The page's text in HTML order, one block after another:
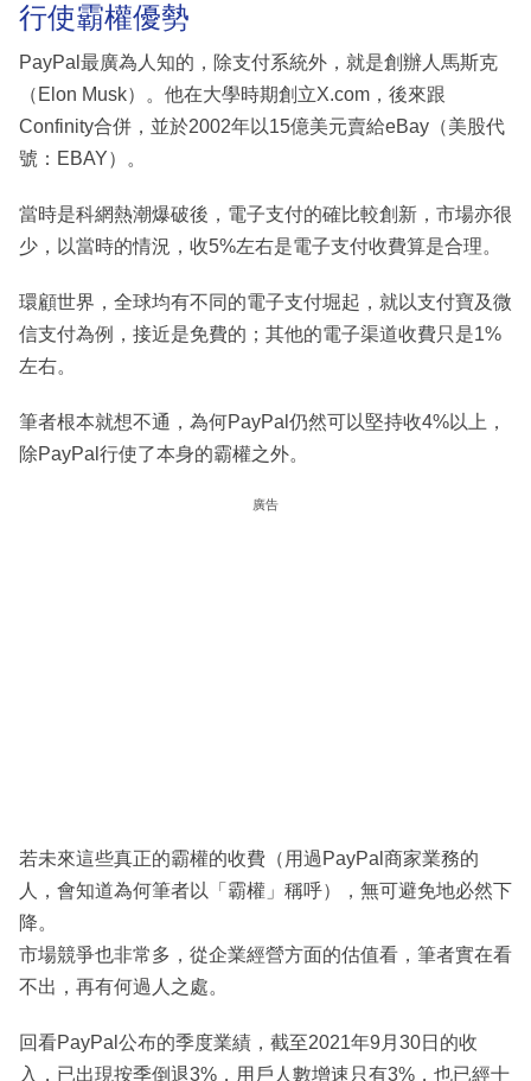
行使霸權優勢
PayPal最廣為人知的，除支付系統外，就是創辦人馬斯克
（Elon Musk）。他在大學時期創立X.com，後來跟
Confinity合併，並於2002年以15億美元賣給eBay（美股代
號：EBAY）。
當時是科網熱潮爆破後，電子支付的確比較創新，市場亦很
少，以當時的情況，收5%左右是電子支付收費算是合理。
環顧世界，全球均有不同的電子支付堀起，就以支付寶及微
信支付為例，接近是免費的；其他的電子渠道收費只是1%
左右。
筆者根本就想不通，為何PayPal仍然可以堅持收4%以上，
除PayPal行使了本身的霸權之外。
廣告
若未來這些真正的霸權的收費（用過PayPal商家業務的
人，會知道為何筆者以「霸權」稱呼），無可避免地必然下
降。
市場競爭也非常多，從企業經營方面的估值看，筆者實在看
不出，再有何過人之處。
回看PayPal公布的季度業績，截至2021年9月30日的收
入，已出現按季倒退3%，用戶人數增速只有3%，也已經十